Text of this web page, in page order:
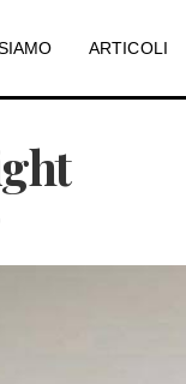
ARTICOLI